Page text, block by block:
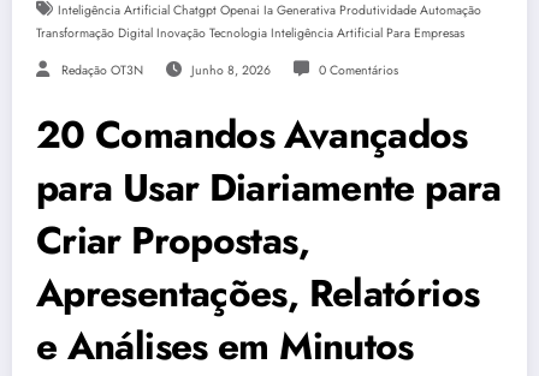
Inteligência Artificial Chatgpt Openai Ia Generativa Produtividade Automação
Transformação Digital Inovação Tecnologia Inteligência Artificial Para Empresas
Redação OT3N Junho 8, 2026 0 Comentários
20 Comandos Avançados
para Usar Diariamente para
Criar Propostas,
Apresentações, Relatórios
e Análises em Minutos